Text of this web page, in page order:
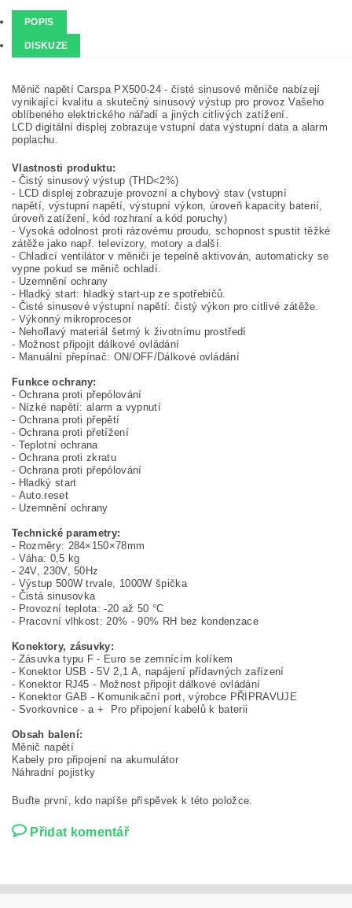
POPIS
DISKUZE
Měnič napětí Carspa PX500-24 - čisté sinusové měniče nabízejí
vynikající kvalitu a skutečný sinusový výstup pro provoz Vašeho
oblíbeného elektrického nářadí a jiných citlivých zatížení.
LCD digitální displej zobrazuje vstupní data výstupní data a alarm
poplachu.
Vlastnosti produktu:
- Čistý sinusový výstup (THD<2%)
- LCD displej zobrazuje provozní a chybový stav (vstupní
napětí, výstupní napětí, výstupní výkon, úroveň kapacity baterií,
úroveň zatížení, kód rozhraní a kód poruchy)
- Vysoká odolnost proti rázovému proudu, schopnost spustit těžké
zátěže jako např. televizory, motory a další.
- Chladicí ventilátor v měniči je tepelně aktivován, automaticky se
vypne pokud se měnič ochladí.
- Uzemnění ochrany
- Hladký start: hladký start-up ze spotřebičů.
- Čisté sinusové výstupní napětí: čistý výkon pro citlivé zátěže.
- Výkonný mikroprocesor
- Nehořlavý materiál šetrný k životnímu prostředí
- Možnost připojit dálkové ovládání
- Manuální přepínač: ON/OFF/Dálkové ovládání
Funkce ochrany:
- Ochrana proti přepólování
- Nízké napětí: alarm a vypnutí
- Ochrana proti přepětí
- Ochrana proti přetížení
- Teplotní ochrana
- Ochrana proti zkratu
- Ochrana proti přepólování
- Hladký start
- Auto.reset
- Uzemnění ochrany
Technické parametry:
- Rozměry: 284×150×78mm
- Váha: 0,5 kg
- 24V, 230V, 50Hz
- Výstup 500W trvale, 1000W špička
- Čistá sinusovka
- Provozní teplota: -20 až 50 °C
- Pracovní vlhkost: 20% - 90% RH bez kondenzace
Konektory, zásuvky:
- Zásuvka typu F - Euro se zemnícím kolíkem
- Konektor USB - 5V 2,1 A, napájení přídavných zařízení
- Konektor RJ45 - Možnost připojit dálkové ovládání
- Konektor GAB - Komunikační port, výrobce PŘIPRAVUJE
- Svorkovnice - a + Pro připojení kabelů k baterii
Obsah balení:
Měnič napětí
Kabely pro připojení na akumulátor
Náhradní pojistky
Buďte první, kdo napíše příspěvek k této položce.
Přidat komentář